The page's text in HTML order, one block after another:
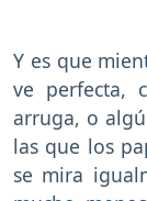
Y es que
ve perfecta,
arruga, o
las que los
se mira